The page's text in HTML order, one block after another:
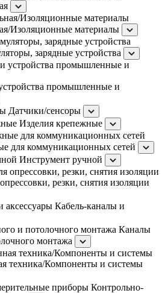
Изоляционные материалы
зарядные устройства
промышленные и
Датчики/сенсоры
Изделия крепежные
для коммуникационных сетей
Инструмент ручной
резки, снятия изоляции
Кабель-каналы и
Каналы
монтажа
техника/Компоненты и системы
Контрольно-